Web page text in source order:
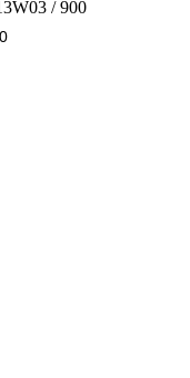
/ 900